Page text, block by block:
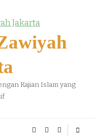
Kajian Islam yang